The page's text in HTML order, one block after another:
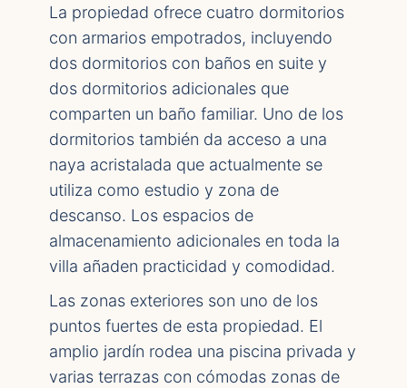
La propiedad ofrece cuatro dormitorios
con armarios empotrados, incluyendo
dos dormitorios con baños en suite y
dos dormitorios adicionales que
comparten un baño familiar. Uno de los
dormitorios también da acceso a una
naya acristalada que actualmente se
utiliza como estudio y zona de
descanso. Los espacios de
almacenamiento adicionales en toda la
villa añaden practicidad y comodidad.
Las zonas exteriores son uno de los
puntos fuertes de esta propiedad. El
amplio jardín rodea una piscina privada y
varias terrazas con cómodas zonas de